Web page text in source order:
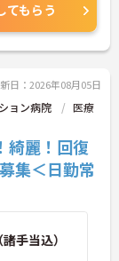
てもらう
日：2026年08月05日
ョン病院
医療
綺麗！回復
集＜日勤常
手当込）